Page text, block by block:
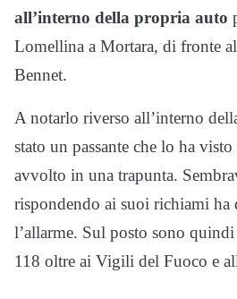
all’interno della propria auto
Lomellina a Mortara, di fronte
Bennet.
A notarlo riverso all’interno
stato un passante che lo ha
avvolto in una trapunta.
rispondendo ai suoi richiami ha
l’allarme. Sul posto sono
118 oltre ai Vigili del Fuoco e